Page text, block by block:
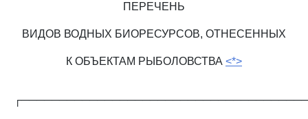
ПЕРЕЧЕНЬ
ВИДОВ ВОДНЫХ БИОРЕСУРСОВ, ОТНЕСЕННЫХ
К ОБЪЕКТАМ РЫБОЛОВСТВА <*>